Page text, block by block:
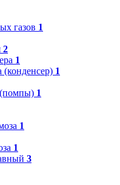
газов 1
2
1
(конденсер) 1
1
1
1
3